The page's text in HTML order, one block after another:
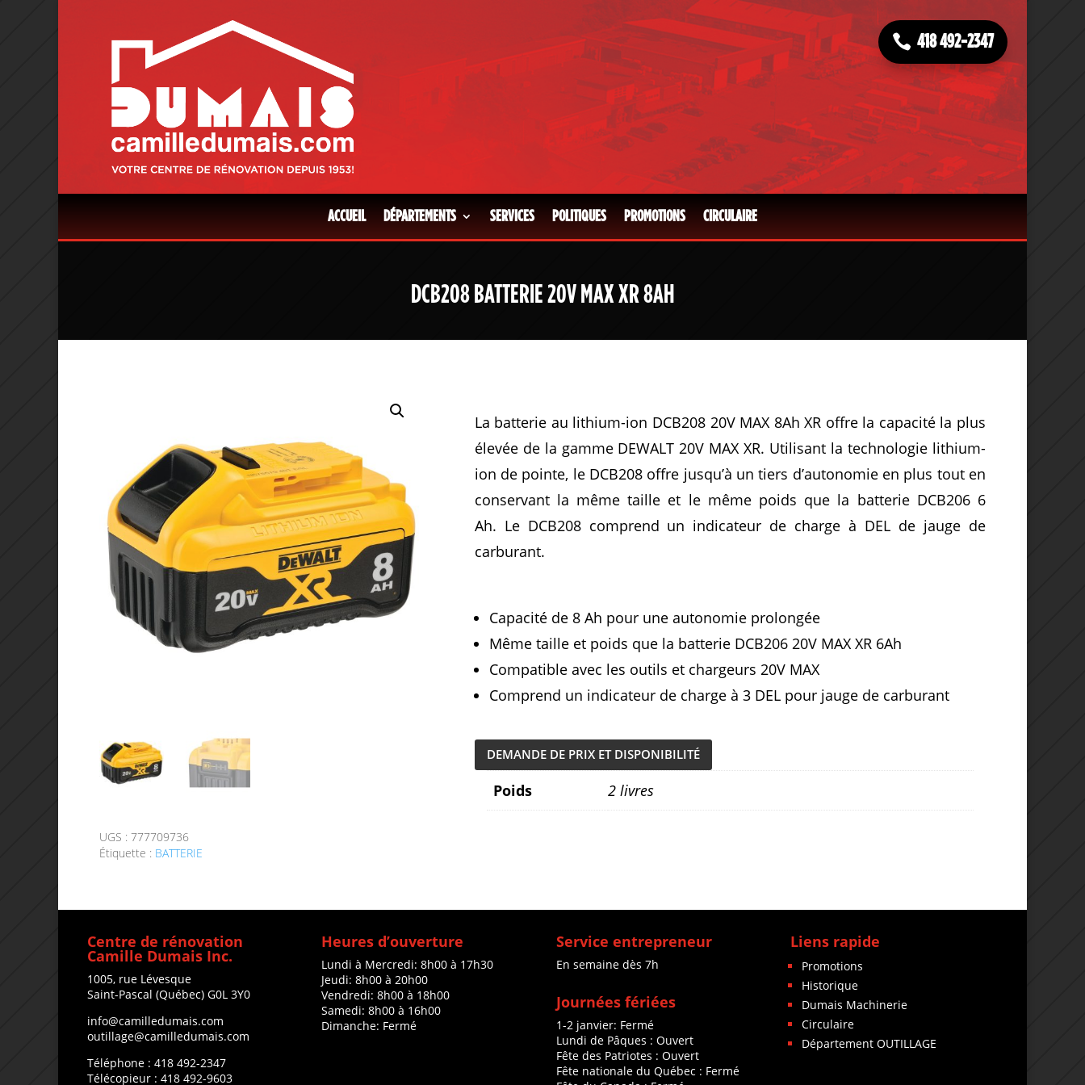
418 492-2347
ACCUEIL DÉPARTEMENTS SERVICES POLITIQUES PROMOTIONS CIRCULAIRE
DCB208 BATTERIE 20V MAX XR 8AH
UGS : 777709736
Étiquette : BATTERIE
La batterie au lithium-ion DCB208 20V MAX 8Ah XR offre la capacité la plus
élevée de la gamme DEWALT 20V MAX XR. Utilisant la technologie lithium-
ion de pointe, le DCB208 offre jusqu’à un tiers d’autonomie en plus tout en
conservant la même taille et le même poids que la batterie DCB206 6
Ah. Le DCB208 comprend un indicateur de charge à DEL de jauge de
carburant.
Capacité de 8 Ah pour une autonomie prolongée
Même taille et poids que la batterie DCB206 20V MAX XR 6Ah
Compatible avec les outils et chargeurs 20V MAX
Comprend un indicateur de charge à 3 DEL pour jauge de carburant
DEMANDE DE PRIX ET DISPONIBILITÉ
Poids 2 livres
Centre de rénovation
Camille Dumais Inc.
1005, rue Lévesque
Saint-Pascal (Québec) G0L 3Y0
info@camilledumais.com
outillage@camilledumais.com
Téléphone : 418 492-2347
Télécopieur : 418 492-9603
Heures d’ouverture
Lundi à Mercredi: 8h00 à 17h30
Jeudi: 8h00 à 20h00
Vendredi: 8h00 à 18h00
Samedi: 8h00 à 16h00
Dimanche: Fermé
Service entrepreneur
En semaine dès 7h
Journées fériées
1-2 janvier: Fermé
Lundi de Pâques : Ouvert
Fête des Patriotes : Ouvert
Fête nationale du Québec : Fermé
Liens rapide
Promotions
Historique
Dumais Machinerie
Circulaire
Département OUTILLAGE